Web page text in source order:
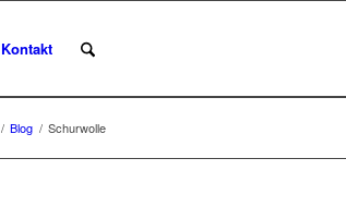
Kontakt
/ Blog / Schurwolle